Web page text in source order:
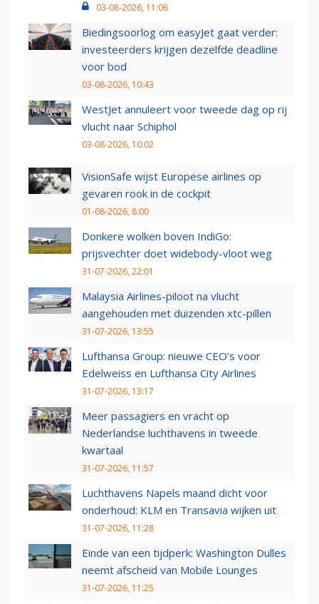
03-08-2026, 11:06
Biedingsoorlog om easyJet gaat verder:
investeerders krijgen dezelfde deadline
voor bod
03-08-2026, 10:43
WestJet annuleert voor tweede dag op rij
vlucht naar Schiphol
03-08-2026, 10:02
VisionSafe wijst Europese airlines op
gevaren rook in de cockpit
01-08-2026, 8:00
Donkere wolken boven IndiGo:
prijsvechter doet widebody-vloot weg
31-07-2026, 22:01
Malaysia Airlines-piloot na vlucht
aangehouden met duizenden xtc-pillen
31-07-2026, 13:55
Lufthansa Group: nieuwe CEO’s voor
Edelweiss en Lufthansa City Airlines
31-07-2026, 13:17
Meer passagiers en vracht op
Nederlandse luchthavens in tweede
kwartaal
31-07-2026, 11:57
Luchthavens Napels maand dicht voor
onderhoud: KLM en Transavia wijken uit
31-07-2026, 11:28
Einde van een tijdperk: Washington Dulles
neemt afscheid van Mobile Lounges
31-07-2026, 11:25